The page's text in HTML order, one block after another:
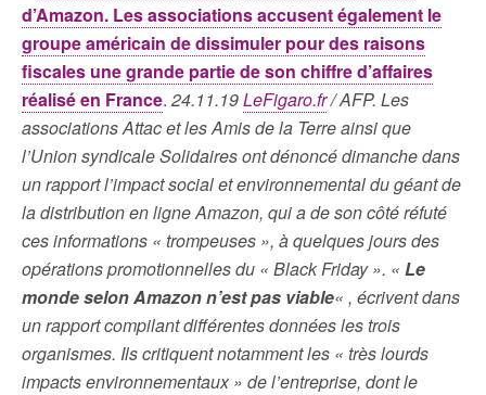
d’Amazon. Les associations accusent également le
groupe américain de dissimuler pour des raisons
fiscales une grande partie de son chiffre d’affaires
réalisé en France. 24.11.19LeFigaro.fr/ AFP. Les
associations Attac et les Amis de la Terre ainsi que
l’Union syndicale Solidaires ont dénoncé dimanche dans
un rapport l’impact social et environnemental du géant de
la distribution en ligne Amazon, qui a de son côté réfuté
ces informations « trompeuses », à quelques jours des
opérations promotionnelles du « Black Friday ». « Le
monde selon Amazon n’est pas viable« , écrivent dans
un rapport compilant différentes données les trois
organismes. Ils critiquent notamment les « très lourds
impacts environnementaux » de l’entreprise, dont le